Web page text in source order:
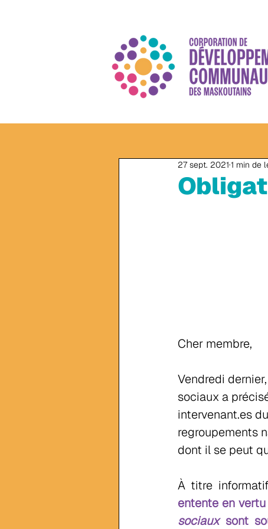
27 sept. 2021 1 min de
Cher membre,
Vendredi
sociaux a
intervenant.es
regroupements
dont il se peut
À titre
entente en
sociaux sont